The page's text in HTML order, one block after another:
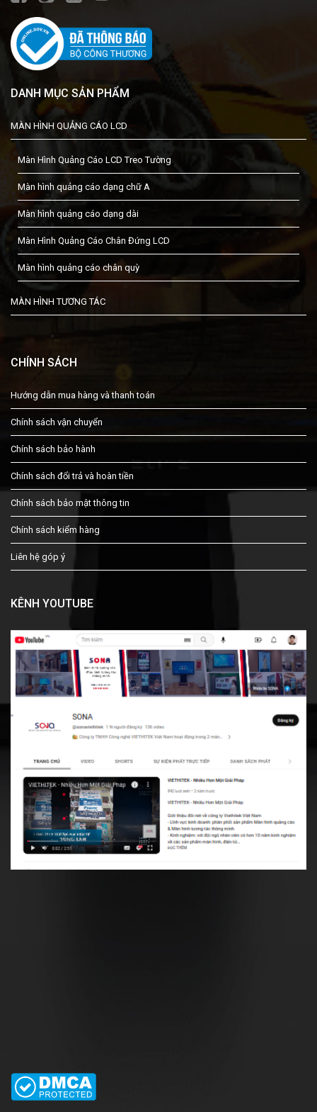
DANH MỤC SẢN PHẨM
MÀN HÌNH QUẢNG CÁO LCD
Màn Hình Quảng Cáo LCD Treo Tường
Màn hình quảng cáo dạng chữ A
Màn hình quảng cáo dạng dài
Màn Hình Quảng Cáo Chân Đứng LCD
Màn hình quảng cáo chân quỳ
MÀN HÌNH TƯƠNG TÁC
CHÍNH SÁCH
Hướng dẫn mua hàng và thanh toán
Chính sách vận chuyển
Chính sách bảo hành
Chính sách đổi trả và hoàn tiền
Chính sách bảo mật thông tin
Chính sách kiểm hàng
Liên hệ góp ý
KÊNH YOUTUBE